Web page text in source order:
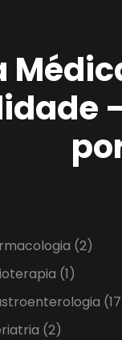
(2)
(1)
(2)